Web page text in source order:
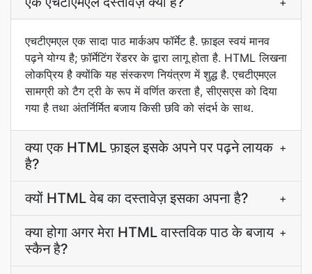
एचटीएमएल एक सादा पाठ मार्कअप फॉर्मेट है. फ़ाइल स्वयं मानव
पढ़ने योग्य है; फ़ॉर्मेटिंग रेंडरर के द्वारा लागू होता है. HTML लिखना
लोकप्रिय है क्योंकि यह संस्करण नियंत्रण में शुद्ध है. एचटीएमएल
सामग्री को टैग ट्री के रूप में वर्णित करता है, सीएसएस को दिया
गया है तथा अंतर्निर्मित बजाय किसी छवि को संदर्भ के साथ.
क्या एक HTML फ़ाइल इसके अपने पर पढ़ने लायक
है?
+
क्यों HTML वेब का दस्तावेज़ इसका अपना है? +
क्या होगा अगर मेरा HTML वास्तविक पाठ के बजाय
स्कैन है?
+